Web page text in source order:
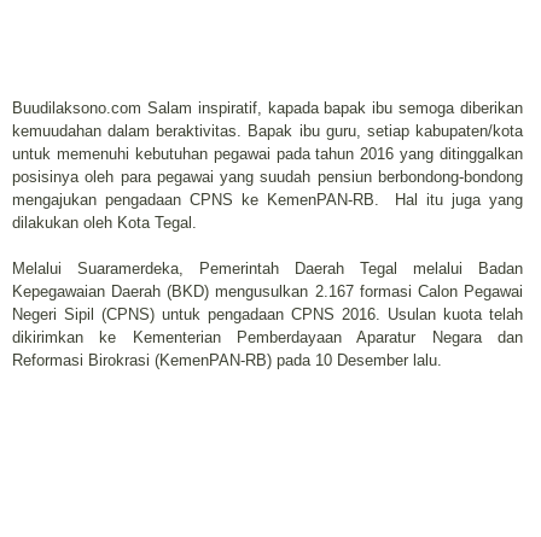
Buudilaksono.com Salam inspiratif, kapada bapak ibu semoga diberikan
kemuudahan dalam beraktivitas. Bapak ibu guru, setiap kabupaten/kota
untuk memenuhi kebutuhan pegawai pada tahun 2016 yang ditinggalkan
posisinya oleh para pegawai yang suudah pensiun berbondong-bondong
mengajukan pengadaan CPNS ke KemenPAN-RB. Hal itu juga yang
dilakukan oleh Kota Tegal.
Melalui Suaramerdeka, Pemerintah Daerah Tegal melalui Badan
Kepegawaian Daerah (BKD) mengusulkan 2.167 formasi Calon Pegawai
Negeri Sipil (CPNS) untuk pengadaan CPNS 2016. Usulan kuota telah
dikirimkan ke Kementerian Pemberdayaan Aparatur Negara dan
Reformasi Birokrasi (KemenPAN-RB) pada 10 Desember lalu.